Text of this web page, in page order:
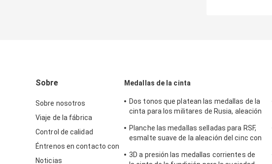
Sobre
Sobre nosotros
Viaje de la fábrica
Control de calidad
Éntrenos en contacto con
Noticias
Medallas de la cinta
Dos tonos que platean las medallas de la
cinta para los militares de Rusia, aleación
Planche las medallas selladas para RSF,
esmalte suave de la aleación del cinc con
3D a presión las medallas corrientes de